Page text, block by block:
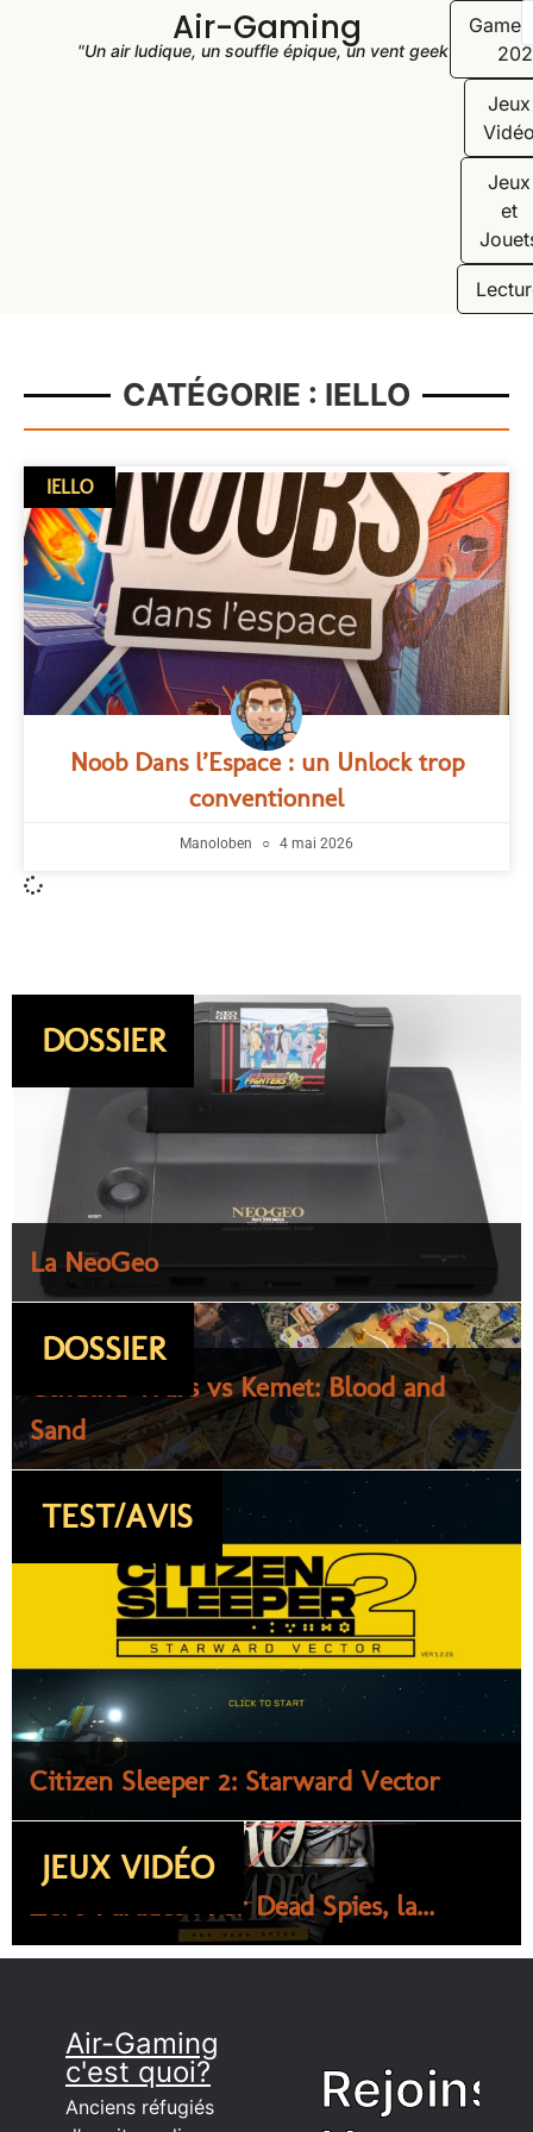
Air-Gaming
"Un air ludique, un souffle épique, un vent geek"
Jeux
Jeux
et
CATÉGORIE : IELLO
IELLO
Noob Dans l’Espace : un Unlock trop
conventionnel
Manoloben 4 mai 2026
DOSSIER
La NeoGeo
DOSSIER
Cthulhu Wars vs Kemet: Blood and
Sand
TEST/AVIS
Citizen Sleeper 2: Starward Vector
JEUX VIDÉO
Zero Parades : For Dead Spies, la...
Air-Gaming
c'est quoi?
Anciens réfugiés
Rejoins